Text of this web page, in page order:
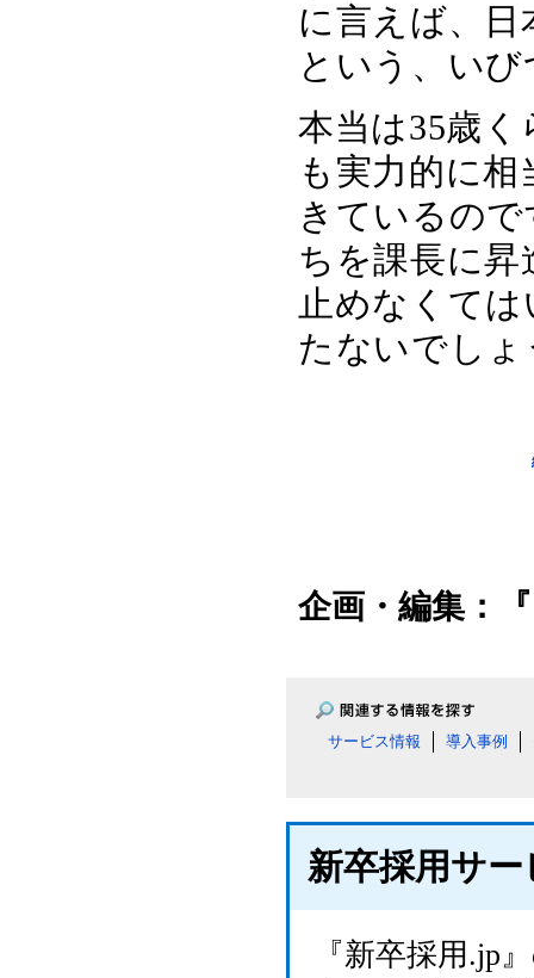
に言えば、
という、い
本当は35歳
も実力的に
きているの
ちを課長に
止めなくて
たないでしょ
企画・編集：
サービス情報 導入事例
新卒採用サ
『新卒採用.jp